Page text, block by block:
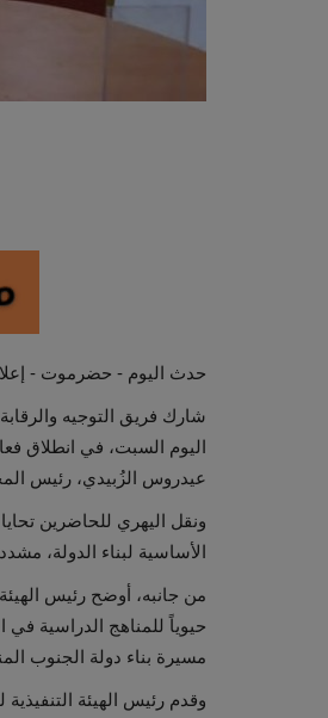
حدث اليوم - حضرموت -
شارك فريق التوجيه
اليوم السبت، في انطلاق
عيدروس الزُبيدي، رئيس
ونقل اليهري للحاضرين
الأساسية لبناء الدولة،
من جانبه، أوضح رئيس
حيوياً للمناهج الدراسية
مسيرة بناء دولة الجنوب
وقدم رئيس الهيئة